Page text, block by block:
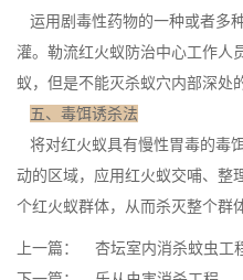
运用剧毒性药物的一种或者多
灌。勒流红火蚁防治中心工作人
蚁，但是不能灭杀蚁穴内部深处
五、毒饵诱杀法
将对红火蚁具有慢性胃毒的毒
动的区域，应用红火蚁交哺、整
个红火蚁群体，从而杀灭整个群
上一篇：
杏坛室内消杀蚊虫工